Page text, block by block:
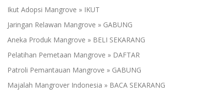
Ikut Adopsi Mangrove » IKUT
Jaringan Relawan Mangrove » GABUNG
Aneka Produk Mangrove » BELI SEKARANG
Pelatihan Pemetaan Mangrove » DAFTAR
Patroli Pemantauan Mangrove » GABUNG
Majalah Mangrover Indonesia » BACA SEKARANG